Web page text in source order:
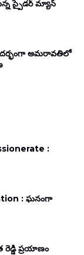
స్పైడర్ మ్యాన్
అమరావతిలో
:
: ఘనంగా
రెడ్డి ప్రయాణం